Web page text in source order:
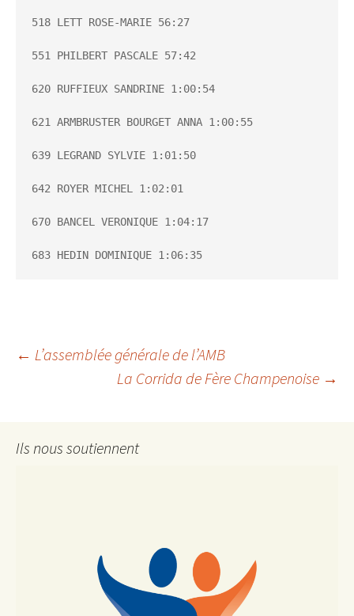
518 LETT ROSE-MARIE 56:27
551 PHILBERT PASCALE 57:42
620 RUFFIEUX SANDRINE 1:00:54
621 ARMBRUSTER BOURGET ANNA 1:00:55
639 LEGRAND SYLVIE 1:01:50
642 ROYER MICHEL 1:02:01
670 BANCEL VERONIQUE 1:04:17
683 HEDIN DOMINIQUE 1:06:35
Navigation
articles
← L’assemblée générale de l’AMB
La Corrida de Fère Champenoise →
Ils nous soutiennent